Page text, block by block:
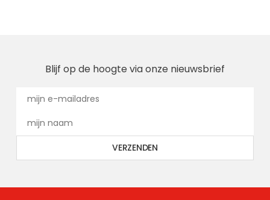
Blijf op de hoogte via onze nieuwsbrief